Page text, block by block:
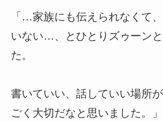
「…家族にも伝えられなくて
いない…、とひとりズゥーン
た。
書いていい、話していい場所
ごく大切だなと思いました。」